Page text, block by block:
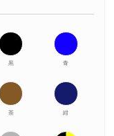
黒 青
茶 紺